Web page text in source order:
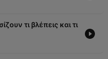
τι βλέπεις και τι